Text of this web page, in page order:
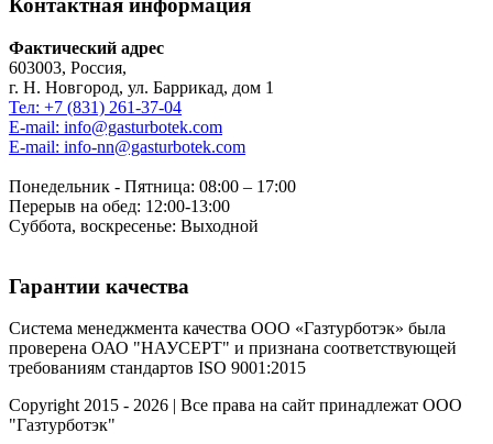
Контактная информация
Фактический адрес
603003, Россия,
г. Н. Новгород, ул. Баррикад, дом 1
Тел: +7 (831) 261-37-04
E-mail: info@gasturbotek.com
E-mail: info-nn@gasturbotek.com
Понедельник - Пятница: 08:00 – 17:00
Перерыв на обед: 12:00-13:00
Суббота, воскресенье: Выходной
Гарантии качества
Система менеджмента качества ООО «Газтурботэк» была
проверена ОАО "НАУСЕРТ" и признана соответствующей
требованиям стандартов ISO 9001:2015
Copyright 2015 - 2026 | Все права на сайт принадлежат ООО
"Газтурботэк"